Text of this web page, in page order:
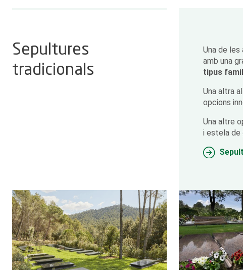
Sepultures
tradicionals
Una de
amb una
tipus
Una altra
opcions
Una altre
i estela de